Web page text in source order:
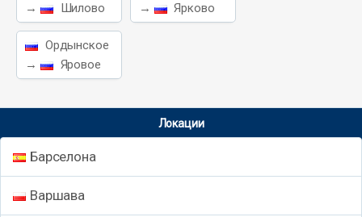
→
Шилово
→
Ярково
Ордынское
→
Яровое
Локации
Барселона
Варшава